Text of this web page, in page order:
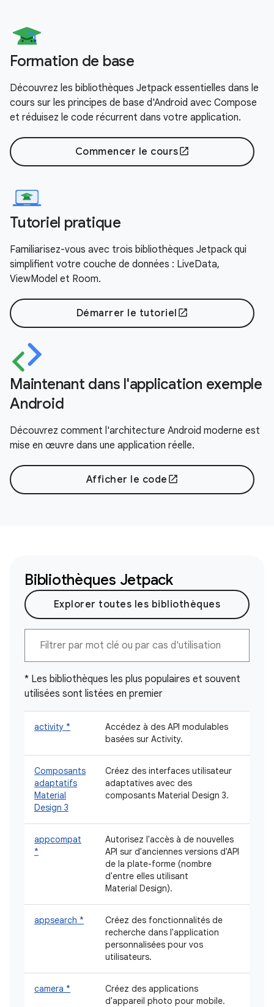
Formation de base
Découvrez les bibliothèques Jetpack essentielles dans le
cours sur les principes de base d'Android avec Compose
et réduisez le code récurrent dans votre application.
Commencer le cours open_in_new
Tutoriel pratique
Familiarisez-vous avec trois bibliothèques Jetpack qui
simplifient votre couche de données : LiveData,
ViewModel et Room.
Démarrer le tutoriel open_in_new
Maintenant dans l'application exemple
Android
Découvrez comment l'architecture Android moderne est
mise en œuvre dans une application réelle.
Afficher le code open_in_new
Bibliothèques Jetpack
Explorer toutes les bibliothèques
* Les bibliothèques les plus populaires et souvent
utilisées sont listées en premier
activity *
Accédez à des API modulables
basées sur Activity.
Composants
adaptatifs
Material
Design 3
Créez des interfaces utilisateur
adaptatives avec des
composants Material Design 3.
appcompat
*
Autorisez l'accès à de nouvelles
API sur d'anciennes versions d'API
de la plate-forme (nombre
d'entre elles utilisant
Material Design).
appsearch *
Créez des fonctionnalités de
recherche dans l'application
personnalisées pour vos
utilisateurs.
camera *
Créez des applications
d'appareil photo pour mobile.